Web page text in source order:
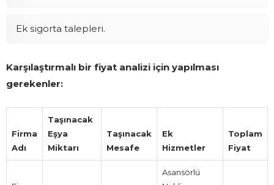
Ek sigorta talepleri.
Karşılaştırmalı bir fiyat analizi için yapılması
gerekenler:
Firma
Adı
Taşınacak
Eşya
Miktarı
Taşınacak
Mesafe
Ek
Hizmetler
Toplam
Fiyat
Asansörlü